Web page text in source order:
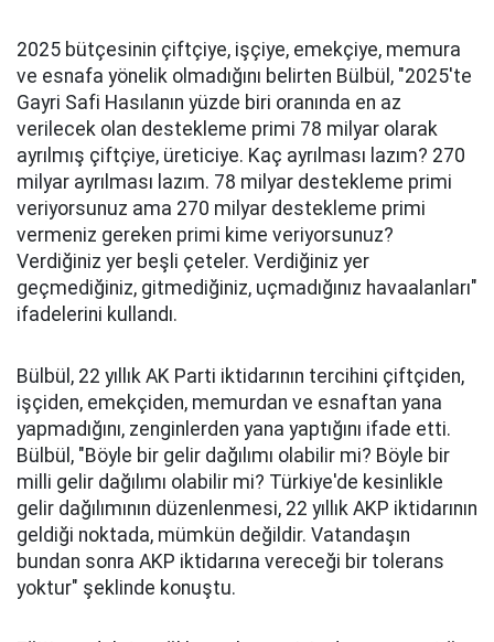
2025 bütçesinin çiftçiye, işçiye, emekçiye, memura
ve esnafa yönelik olmadığını belirten Bülbül, "2025'te
Gayri Safi Hasılanın yüzde biri oranında en az
verilecek olan destekleme primi 78 milyar olarak
ayrılmış çiftçiye, üreticiye. Kaç ayrılması lazım? 270
milyar ayrılması lazım. 78 milyar destekleme primi
veriyorsunuz ama 270 milyar destekleme primi
vermeniz gereken primi kime veriyorsunuz?
Verdiğiniz yer beşli çeteler. Verdiğiniz yer
geçmediğiniz, gitmediğiniz, uçmadığınız havaalanları"
ifadelerini kullandı.
Bülbül, 22 yıllık AK Parti iktidarının tercihini çiftçiden,
işçiden, emekçiden, memurdan ve esnaftan yana
yapmadığını, zenginlerden yana yaptığını ifade etti.
Bülbül, "Böyle bir gelir dağılımı olabilir mi? Böyle bir
milli gelir dağılımı olabilir mi? Türkiye'de kesinlikle
gelir dağılımının düzenlenmesi, 22 yıllık AKP iktidarının
geldiği noktada, mümkün değildir. Vatandaşın
bundan sonra AKP iktidarına vereceği bir tolerans
yoktur" şeklinde konuştu.